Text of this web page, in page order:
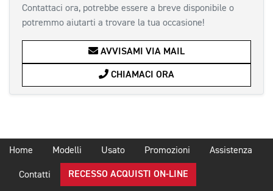
Contattaci ora, potrebbe essere a breve disponibile o
potremmo aiutarti a trovare la tua occasione!
AVVISAMI VIA MAIL
CHIAMACI ORA
Home Modelli Usato Promozioni Assistenza
Contatti RECESSO ACQUISTI ON-LINE